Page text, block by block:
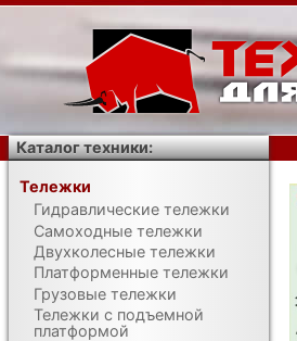
Каталог техники:
Тележки
Гидравлические тележки
Самоходные тележки
Двухколесные тележки
Платформенные тележки
Грузовые тележки
Тележки с подъемной
платформой